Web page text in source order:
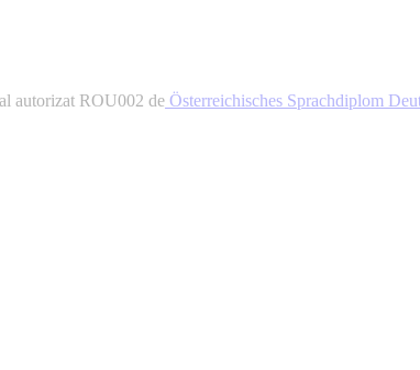
autorizat ROU002 de Österreichisches Sprachdiplom